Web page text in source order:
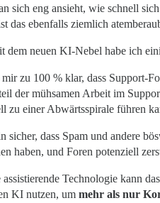
sich eng ansieht, wie schnell
das ebenfalls ziemlich
dem neuen KI-Nebel habe ich
mir zu 100 % klar, dass Support-
der mühsamen Arbeit im
zu einer Abwärtsspirale führen
sicher, dass Spam und andere
haben, und Foren potenziell
assistierende Technologie kann
KI nutzen, um mehr als nur